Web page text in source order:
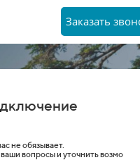
Заказать
не обязывает.
вопросы и уточнить возмо